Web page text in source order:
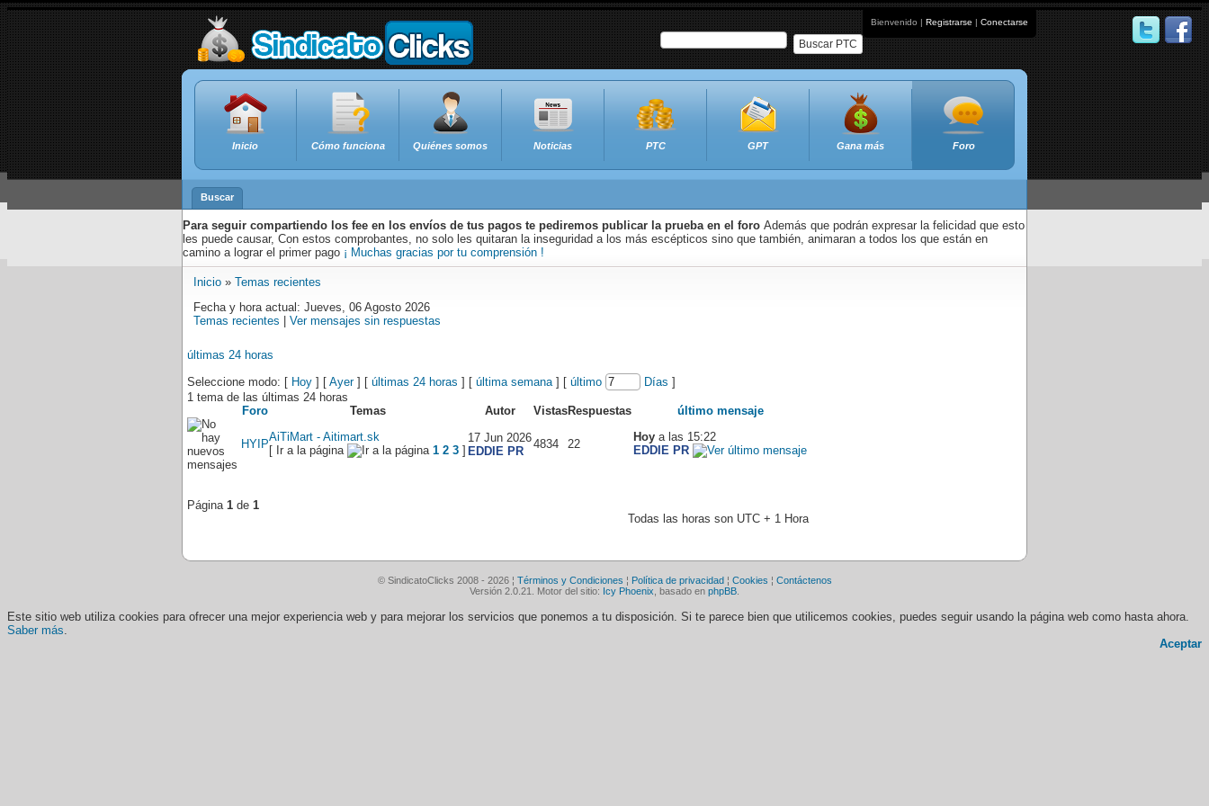
Bienvenido | Registrarse | Conectarse
Buscar PTC
Inicio Cómo funciona Quiénes somos Noticias PTC GPT Gana más Foro
Buscar
Para seguir compartiendo los fee en los envíos de tus pagos te pediremos publicar la prueba en el foro Además que podrán expresar la felicidad que esto
les puede causar, Con estos comprobantes, no solo les quitaran la inseguridad a los más escépticos sino que también, animaran a todos los que están en
camino a lograr el primer pago ¡ Muchas gracias por tu comprensión !
Inicio » Temas recientes
Fecha y hora actual: Jueves, 06 Agosto 2026
Temas recientes
Ver mensajes sin respuestas
últimas 24 horas
Seleccione modo: [ Hoy ] [ Ayer] [ últimas 24 horas ] [ última semana] [ último Días ]
1 tema de las últimas 24 horas
Foro
Temas Autor VistasRespuestas último mensaje
HYIP
AiTiMart - Aitimart.sk
[ Ir a la página
1 2 3 ]
17 Jun 2026
EDDIE PR
4834 22
Hoy a las 15:22
EDDIE PR
Página 1 de 1
Todas las horas son UTC + 1 Hora
© SindicatoClicks 2008 - 2026 ¦ Términos y Condiciones ¦ Política de privacidad¦ Cookies ¦ Contáctenos
Versión 2.0.21. Motor del sitio: Icy Phoenix , basado en phpBB
Este sitio web utiliza cookies para ofrecer una mejor experiencia web y para mejorar los servicios que ponemos a tu disposición. Si te parece bien que utilicemos cookies, puedes seguir usando la página web como hasta ahora.
Saber más.
Aceptar